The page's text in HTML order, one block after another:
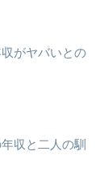
がヤバいとの
収と二人の馴